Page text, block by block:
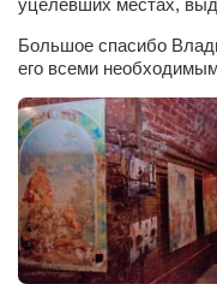
Кафе, клубы,
«ЧАЙ
Магазины
уцелевших местах,
Большое спасибо
его всеми